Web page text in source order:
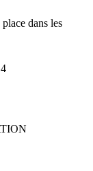
dans les